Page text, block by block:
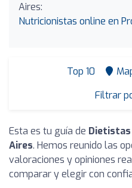
Aires:
Nutricionistas online en
Top 10
Filtrar
Esta es tu guía de Dietistas
Aires. Hemos reunido las
valoraciones y opiniones
comparar y elegir con